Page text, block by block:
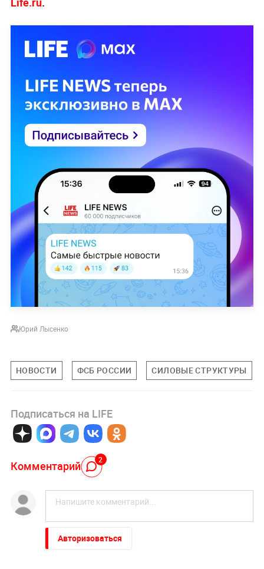
Юрий Лысенко
НОВОСТИ ФСБ РОССИИ СИЛОВЫЕ СТРУКТУРЫ
Подписаться на LIFE
Комментарий 2
Авторизоваться